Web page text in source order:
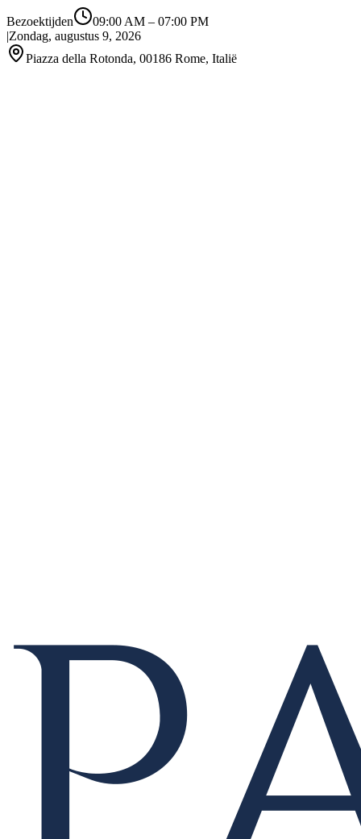
Bezoektijden 09:00 AM – 07:00 PM
|Zondag, augustus 9, 2026
Piazza della Rotonda, 00186 Rome, Italië